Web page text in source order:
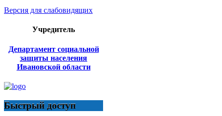
Версия для слабовидящих
Учредитель
Департамент социальной
защиты населения
Ивановской области
Быстрый доступ